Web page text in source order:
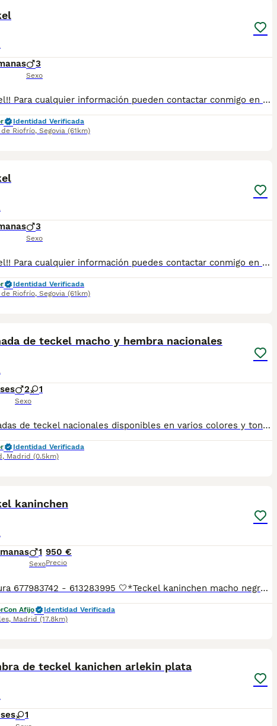
3
Sexo
Teckel!! Para cualquier información pueden contactar conmigo en el WhatsApp 632 109 444 y te ayudaré a encontrar tu amigo peludo perfecto❤️
Identidad Verificada
de Riofrío, Segovia (61km)
3
Sexo
Teckel!! Para cualquier información puedes contactar conmigo en el 632 109 444 tanto llamada como vía WhatsApp.
Identidad Verificada
de Riofrío, Segovia (61km)
de teckel macho y hembra nacionales
2 1
Sexo
Camadas de teckel nacionales disponibles en varios colores y tonalidades. Machos y hembras. Criadores responsables y familiares. Se entregan a partir de 2 meses de edad y sus vacunas correspondientes, desparasitados. Todos los cachorros son descendientes de las mejores líneas nacionales. Se entregan en toda España con transporte de alta calidad preparado para animales, van en vehículo climatizado con chófer particular a cargo del comprador. Si tienes dudas o consultas sobre la raza, podemos resolver tus dudas por whats app ;) Abogamos por una cría nacional (no en países del este) en un ambiente familiar con personas con vocación en una cría ética y responsable, y que por encima de todo, aman a los animales Teléfono / Whats app: 641 92 23 90
Identidad Verificada
, Madrid (0.5km)
kaninchen
1
Sexo
950 €
Precio
📲Laura 677983742 - 613283995 🤍*Teckel kaninchen macho negro fuego*🤍 ¿Buscas un nuevo compañero para tu hogar? ❤️ Tenemos preciosos cachorros listos para encontrar una familia responsable. ✅ Vacunados ✅ Desparasitados ✅ Cartilla sanitaria ✅ Garantías incluidas ✅ Máxima atención y cuidado Se hacen envíos a toda España: Andalucía: Almería, Cádiz, Córdoba, Granada, Huelva, Jaén, Málaga, Sevilla.Aragón: Huesca, Teruel, Zaragoza.Asturias: Oviedo.Baleares: Palma.Canarias: Las Palmas de Gran Canaria, Santa Cruz de Tenerife.Cantabria: Santander.Castilla-La Mancha: Albacete, Ciudad Real, Cuenca, Guadalajara, Toledo.Castilla y León: Ávila, Burgos, León, Palencia, Salamanca, Segovia, Soria, Valladolid, Zamora.Cataluña: Barcelona, Gerona (Girona), Lérida (Lleida), Tarragona.Comunidad Valenciana: Alicante, Castellón de la Plana, Valencia.Extremadura: Badajoz, Cáceres.Galicia: La Coruña (A Coruña), Lugo, Orense (Ourense), Pontevedra.La Rioja: Logroño.Madrid: Madrid.Murcia: Murcia.Navarra: Pamplona.País Vasco: Bilbao (Vizcaya), San Sebastián (Guipúzcoa), Vitoria (Álava). 🐾 Cachorros sanos, sociables y criados con mucho cariño. 📲 ¡Pregunta sin compromiso por disponibilidad, fotos y precios por mensaje privado!
Con Afijo
Identidad Verificada
, Madrid (17.8km)
de teckel kanichen arlekin plata
1